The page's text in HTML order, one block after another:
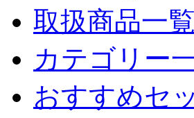
取扱商品一覧
カテゴリー
おすすめセ